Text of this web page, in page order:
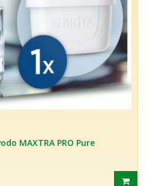
MAXTRA PRO Pure